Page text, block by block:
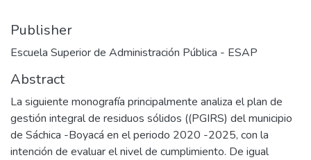
Publisher
Escuela Superior de Administración Pública - ESAP
Abstract
La siguiente monografía principalmente analiza el plan de
gestión integral de residuos sólidos ((PGIRS) del municipio
de Sáchica -Boyacá en el periodo 2020 -2025, con la
intención de evaluar el nivel de cumplimiento. De igual